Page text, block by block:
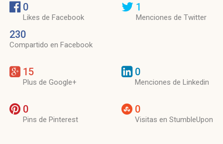
0
Likes de Facebook
230
Compartido en Facebook
1
Menciones de Twitter
15
Plus de Google+
0
Menciones de Linkedin
0
Pins de Pinterest
0
Visitas en StumbleUpon